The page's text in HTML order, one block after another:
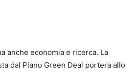
anche economia e ricerca. La
dal Piano Green Deal porterà allo